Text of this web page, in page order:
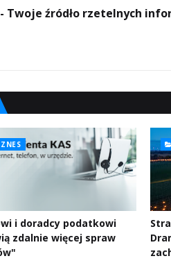
Twoje źródło rzetelnych
i doradcy podatkowi
zdalnie więcej spraw